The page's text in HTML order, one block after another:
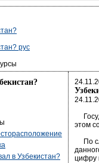
рус
в Узбекистан?
этом
По
цифру